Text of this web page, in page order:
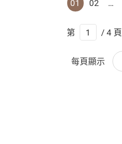
每頁顯示
01 02 …
第 / 4 頁